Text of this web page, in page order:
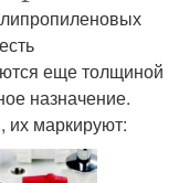
еще толщиной
назначение.
их маркируют: